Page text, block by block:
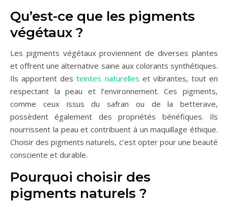
Qu’est-ce que les pigments
végétaux ?
Les pigments végétaux proviennent de diverses plantes
et offrent une alternative saine aux colorants synthétiques.
Ils apportent desteintes naturelles et vibrantes, tout en
respectant la peau et l’environnement. Ces pigments,
comme ceux issus du safran ou de la betterave,
possèdent également des propriétés bénéfiques. Ils
nourrissent la peau et contribuent à un maquillage éthique.
Choisir des pigments naturels, c’est opter pour une beauté
consciente et durable.
Pourquoi choisir des
pigments naturels ?